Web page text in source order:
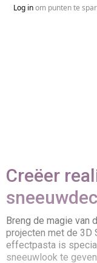
Log inom punten te
Creëer
Breng de magie van
projecten met de 3D
effectpasta is
sneeuwlook te